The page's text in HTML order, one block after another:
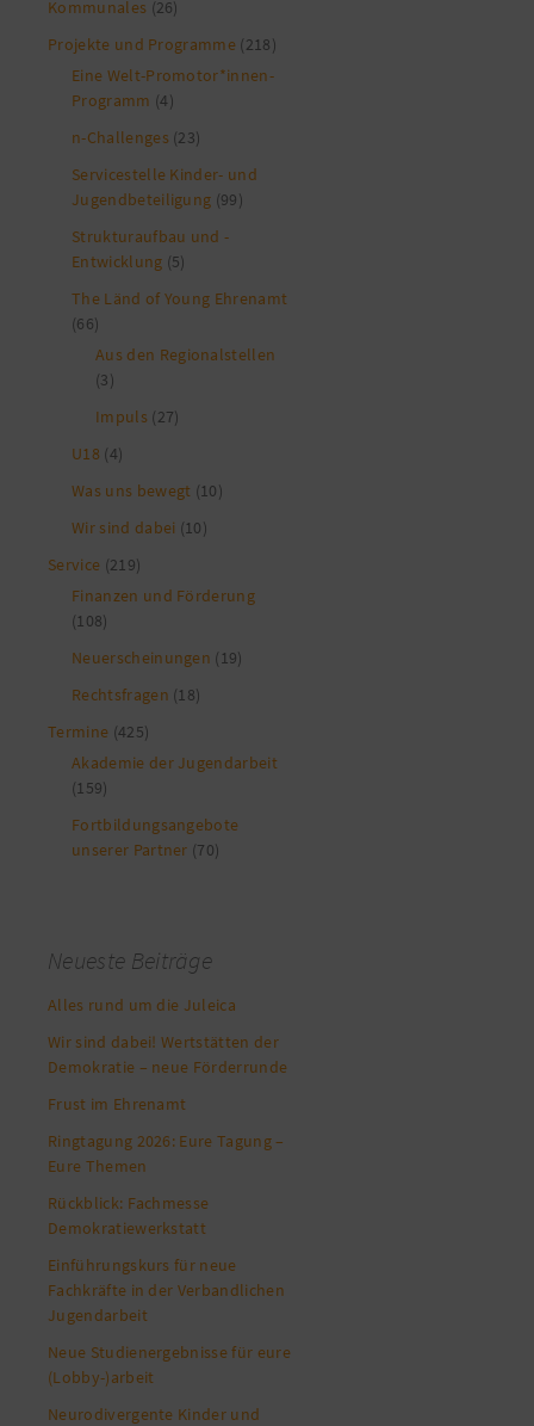
Kommunales (26)
Projekte und Programme (218)
Eine Welt-Promotor*innen-
Programm (4)
n-Challenges (23)
Servicestelle Kinder- und
Jugendbeteiligung (99)
Strukturaufbau und -
Entwicklung (5)
The Länd of Young Ehrenamt
(66)
Aus den Regionalstellen
(3)
Impuls (27)
U18 (4)
Was uns bewegt (10)
Wir sind dabei (10)
Service (219)
Finanzen und Förderung
(108)
Neuerscheinungen (19)
Rechtsfragen (18)
Termine (425)
Akademie der Jugendarbeit
(159)
Fortbildungsangebote
unserer Partner (70)
Neueste Beiträge
Alles rund um die Juleica
Wir sind dabei! Wertstätten der
Demokratie – neue Förderrunde
Frust im Ehrenamt
Ringtagung 2026: Eure Tagung –
Eure Themen
Rückblick: Fachmesse
Demokratiewerkstatt
Einführungskurs für neue
Fachkräfte in der Verbandlichen
Jugendarbeit
Neue Studienergebnisse für eure
(Lobby-)arbeit
Neurodivergente Kinder und